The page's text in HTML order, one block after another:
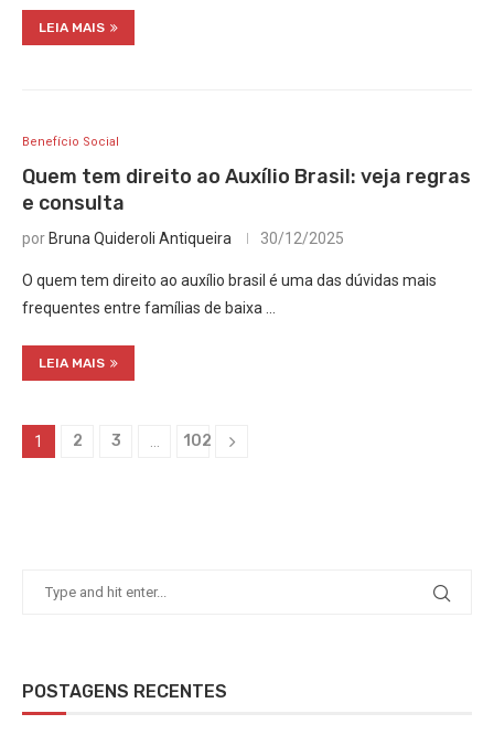
LEIA MAIS
Benefício Social
Quem tem direito ao Auxílio Brasil: veja regras
e consulta
por Bruna Quideroli Antiqueira 30/12/2025
O quem tem direito ao auxílio brasil é uma das dúvidas mais
frequentes entre famílias de baixa …
LEIA MAIS
1 2 3 102
POSTAGENS RECENTES